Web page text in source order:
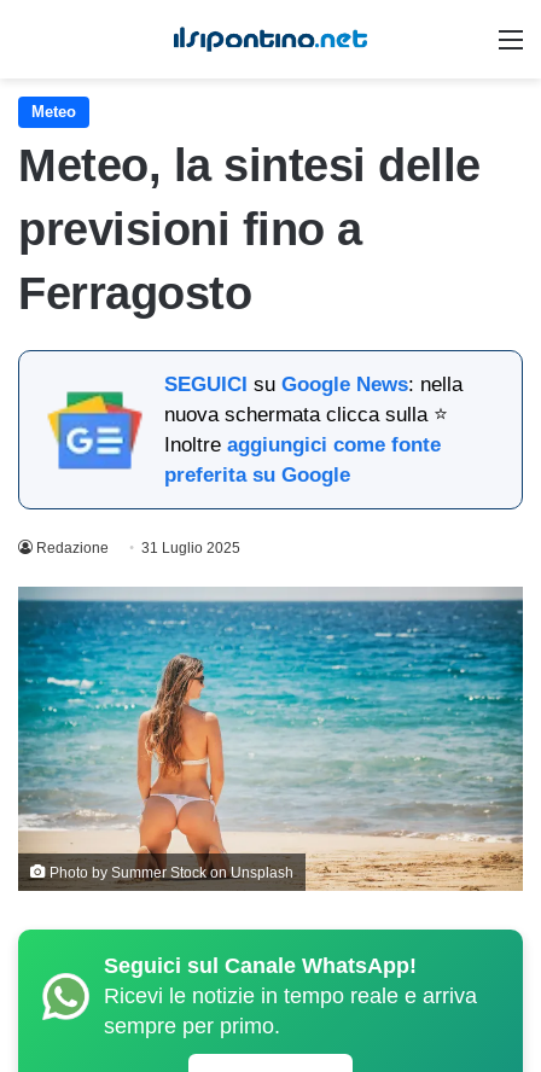
Meteo
Meteo, la sintesi delle
previsioni fino a
Ferragosto
SEGUICI suGoogle News: nella
nuova schermata clicca sulla ⭐
Inoltreaggiungici come fonte
preferita su Google
Redazione 31 Luglio 2025
Photo by Summer StockonUnsplash
Seguici sul Canale WhatsApp!
Ricevi le notizie in tempo reale e arriva
sempre per primo.